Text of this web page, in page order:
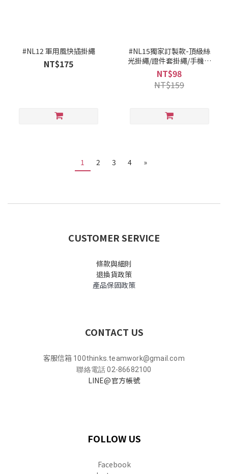
#NL12 軍用風快插掛繩
NT$175
#NL15獨家訂製款-頂級絲
光掛繩/證件套掛繩/手機掛
繩 - 白
NT$98
NT$159
1 2 3 4 »
CUSTOMER SERVICE
條款與細則
退換貨政策
產品保固政策
CONTACT US
客服信箱 100thinks.teamwork@gmail.com
聯絡電話 02-86682100
LINE@官方帳號
FOLLOW US
Facebook